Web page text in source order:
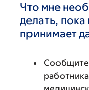
Что мне
делать,
принимает
Сообщите